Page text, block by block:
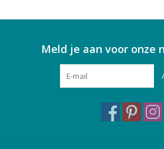
Meld je aan voor onze